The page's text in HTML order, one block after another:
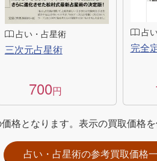
占い・占星術
三次元占星術
700円
占
完全
格となります。表示の買取価格を
占い・占星術の参考買取価格